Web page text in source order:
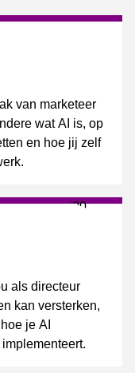
van marketeer
wat AI is, op
en hoe jij zelf
als directeur
kan versterken,
je AI